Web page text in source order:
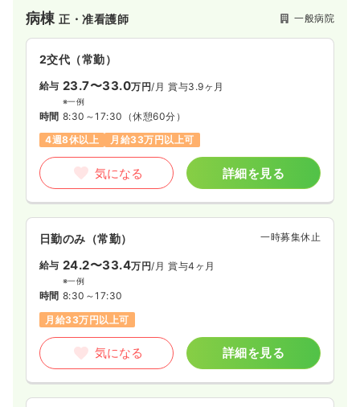
や障害児向けのサービスも提供している母体の安定した法人で
す。
病棟正・准看護師 一般病院
2交代（常勤）
給与 23.7〜33.0万円/月 賞与3.9ヶ月
※一例
時間 8:30～17:30 （休憩60分）
4週8休以上
月給33万円以上可
気になる 詳細を見る
日勤のみ（常勤） 一時募集休止
給与 24.2〜33.4万円/月 賞与4ヶ月
※一例
時間 8:30～17:30
月給33万円以上可
気になる 詳細を見る